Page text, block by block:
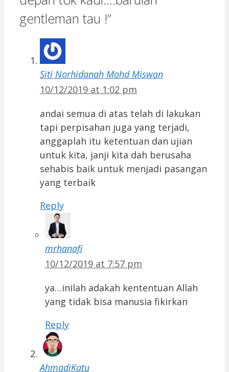
gentleman tau !”
Siti Norhidanah Mohd Miswan
10/12/2019 at 1:02 pm
andai semua di atas telah di lakukan
tapi perpisahan juga yang terjadi,
anggaplah itu ketentuan dan ujian
untuk kita, janji kita dah berusaha
sehabis baik untuk menjadi pasangan
yang terbaik
Reply
mrhanafi
10/12/2019 at 7:57 pm
ya…inilah adakah kententuan Allah
yang tidak bisa manusia fikirkan
Reply
AhmadiKatu